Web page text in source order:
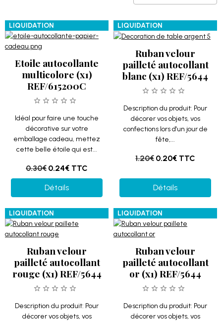
LIQUIDATION
Etoile autocollante
multicolore (x1)
REF/615200C
Idéal pour faire une touche
décorative sur votre
emballage cadeau, mettez
cette belle étoile qui est...
0.30€ 0.24€ TTC
Détails
LIQUIDATION
Ruban velour
pailleté autocollant
blanc (x1) REF/5644
Description du produit: Pour
décorer vos objets, vos
confections lors d'un jour de
fête,...
1.20€ 0.20€ TTC
Détails
LIQUIDATION
Ruban velour
pailleté autocollant
rouge (x1) REF/5644
Description du produit: Pour
décorer vos objets, vos
LIQUIDATION
Ruban velour
pailleté autocollant
or (x1) REF/5644
Description du produit: Pour
décorer vos objets, vos